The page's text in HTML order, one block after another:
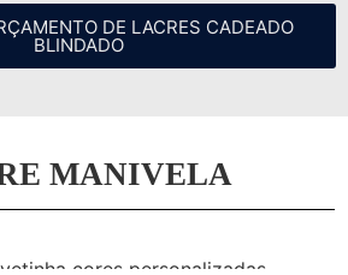
DE LACRES CADEADO
BLINDADO
MANIVELA